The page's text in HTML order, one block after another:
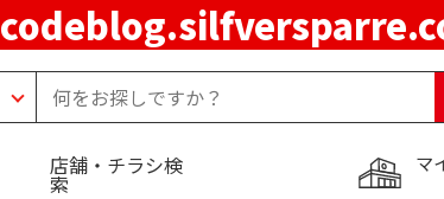
マ
店舗・チラシ検
索